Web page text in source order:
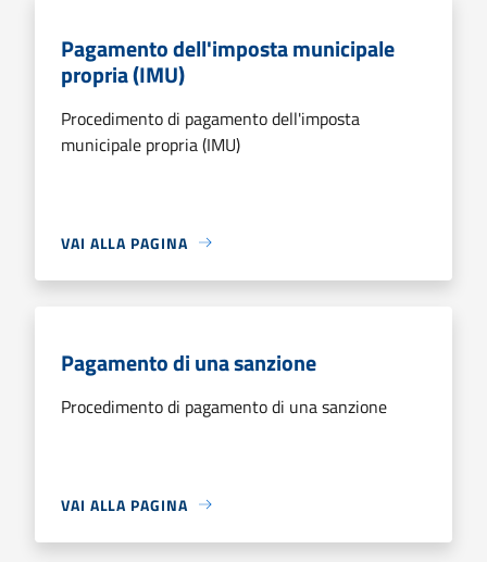
Pagamento dell'imposta municipale
propria (IMU)
Procedimento di pagamento dell'imposta
municipale propria (IMU)
VAI ALLA PAGINA
Pagamento di una sanzione
Procedimento di pagamento di una sanzione
VAI ALLA PAGINA